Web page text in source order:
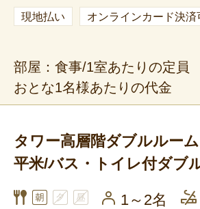
現地払い オンラインカード決済
部屋：食事/1室あたりの定員
おとな1名様あたりの代金
タワー高層階ダブルルー
平米/バス・トイレ付ダブ
1～2名